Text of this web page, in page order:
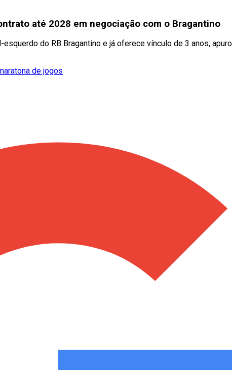
até 2028 em negociação com o Bragantino
do RB Bragantino e já oferece vínculo de 3 anos,
de jogos